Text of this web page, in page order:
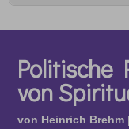
Politische
von
von Heinrich Brehm |